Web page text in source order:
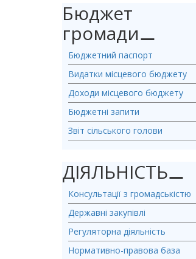
Бюджет
громади⚊
Бюджетний паспорт
Видатки місцевого бюджету
Доходи місцевого бюджету
Бюджетні запити
Звіт сільського голови
ДІЯЛЬНІСТЬ⚊
Консультації з громадськістю
Державні закупівлі
Регуляторна діяльність
Нормативно-правова база